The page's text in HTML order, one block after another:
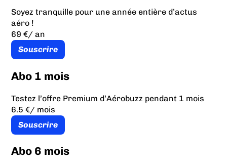
Soyez tranquille pour une année entière d’actus
aéro !
69 €/ an
Souscrire
Abo 1 mois
Testez l’offre Premium d’Aérobuzz pendant 1 mois
6.5 €/ mois
Souscrire
Abo 6 mois